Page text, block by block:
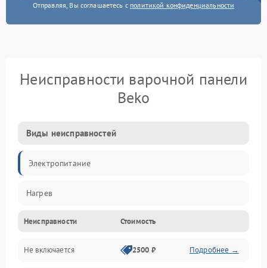
Отправляя, Вы соглашаетесь с политикой конфиденциальности
Неисправности варочной панели
Beko
Виды неисправностей
Электропитание
Нагрев
Неисправности Стоимость
Не включается 2500 ₽ Подробнее →